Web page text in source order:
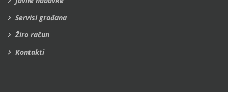
Servisi građana
Žiro račun
Kontakti